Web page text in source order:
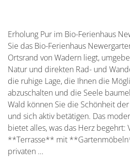
Überweisung
Erholung Pur im Bio-Ferienhaus
Sie das Bio-Ferienhaus
Ortsrand von Wadern liegt,
Natur und direkten Rad- und
die ruhige Lage, die Ihnen die
abzuschalten und die Seele
Wald können Sie die Schönheit
und sich aktiv betätigen. Das
bietet alles, was das Herz begehrt:
**Terrasse** mit
privaten …